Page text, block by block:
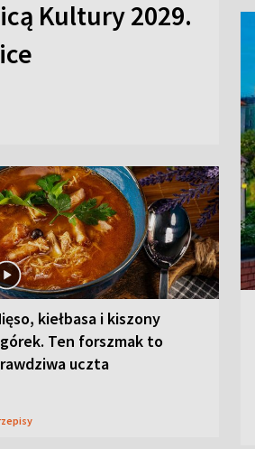
Kultury 2029.
kiełbasa i kiszony
Ten forszmak to
uczta